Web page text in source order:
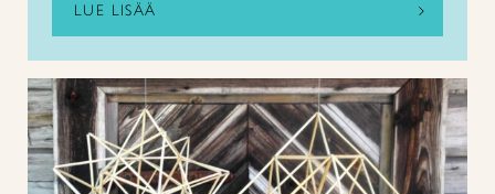
LUE LISÄÄ